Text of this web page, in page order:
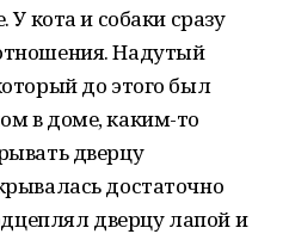
У кота и собаки сразу
Надутый
до этого был
в доме, каким-то
дверцу
достаточно
дверцу лапой и